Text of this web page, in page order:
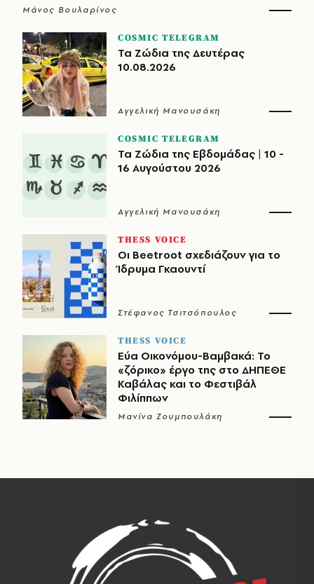
Μάνος Βουλαρίνος
COSMIC TELEGRAM
Τα Ζώδια της Δευτέρας
10.08.2026
Αγγελική Μανουσάκη
COSMIC TELEGRAM
Τα Ζώδια της Εβδομάδας | 10 -
16 Αυγούστου 2026
Αγγελική Μανουσάκη
THESS VOICE
Οι Beetroot σχεδιάζουν για το
Ίδρυμα Γκαουντί
Στέφανος Τσιτσόπουλος
THESS VOICE
Εύα Οικονόμου-Βαμβακά: Το
«ζόρικο» έργο της στο ΔΗΠΕΘΕ
Καβάλας και το Φεστιβάλ
Φιλίππων
Μανίνα Ζουμπουλάκη